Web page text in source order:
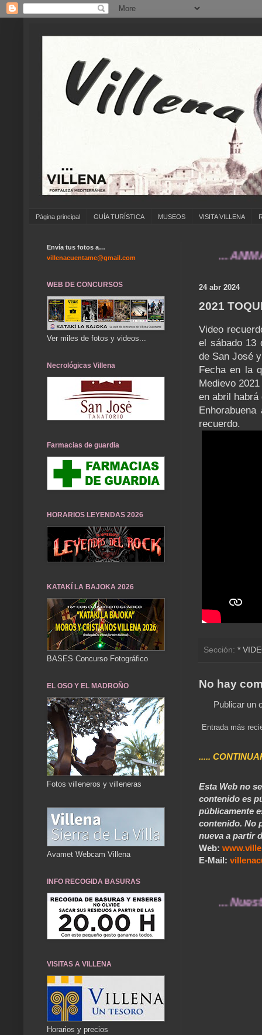
Página principal GUÍA TURÍSTICA MUSEOS VISITA VILLENA
... ANÍMATE A
24 abr 2024
2021
Video
el sábado 13
de San José
Fecha en la
Medievo
en abril
recuerdo.
Sección: *
No hay
Publicar un
Entrada más
.....
Esta Web no
contenido es
públicamente
contenido. No
nueva a partir
Web:
E-Mail:
... Nuestros
Envía tus fotos a…
villenacuentame@gmail.com
WEB DE CONCURSOS
Ver miles de fotos y videos...
Necrológicas Villena
Farmacias de guardia
HORARIOS LEYENDAS 2026
KATAKÍ LA BAJOKA 2026
BASES Concurso Fotográfico
EL OSO Y EL MADROÑO
Fotos villeneros y villeneras
Avamet Webcam Villena
INFO RECOGIDA BASURAS
VISITAS A VILLENA
Horarios y precios